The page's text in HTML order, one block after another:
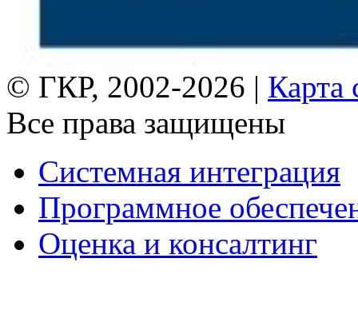
© ГКР, 2002-2026 | Карта
Все права защищены
Системная интеграция
Программное
Оценка и консалтинг